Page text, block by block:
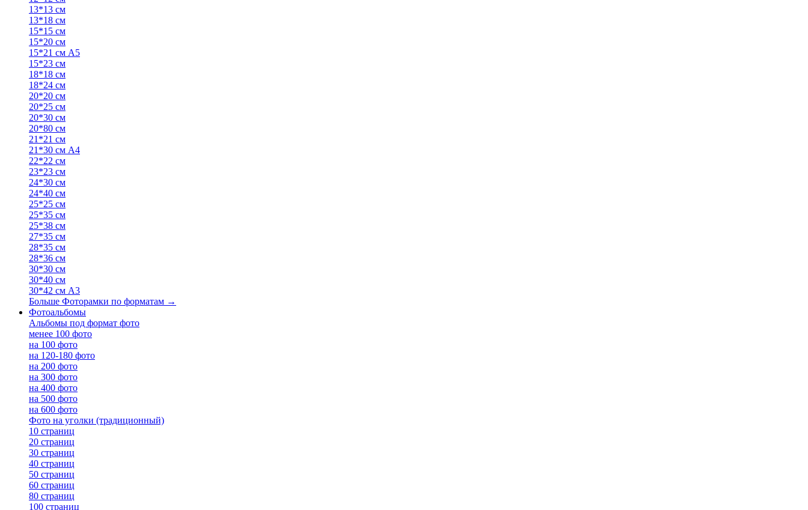
13*13 см
13*18 см
15*15 см
15*20 см
15*21 см А5
15*23 см
18*18 см
18*24 см
20*20 см
20*25 см
20*30 см
20*80 см
21*21 см
21*30 см А4
22*22 см
23*23 см
24*30 см
24*40 см
25*25 см
25*35 см
25*38 см
27*35 см
28*35 см
28*36 см
30*30 см
30*40 см
30*42 см А3
Больше Фоторамки по форматам →
Фотоальбомы
Альбомы под формат фото
менее 100 фото
на 100 фото
на 120-180 фото
на 200 фото
на 300 фото
на 400 фото
на 500 фото
на 600 фото
Фото на уголки (традиционный)
10 страниц
20 страниц
30 страниц
40 страниц
50 страниц
60 страниц
80 страниц
100 страниц